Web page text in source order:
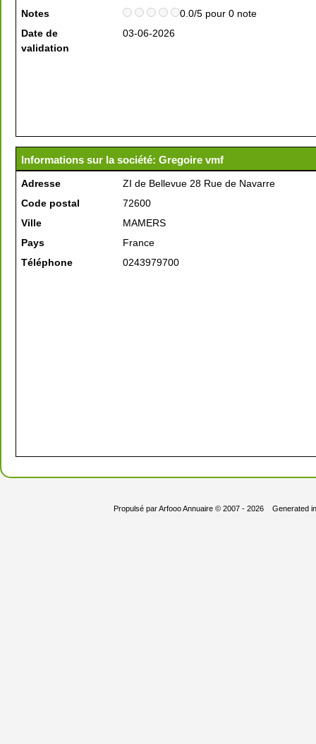
Notes
0.0/5 pour 0 note
Date de
validation
03-06-2026
Informations sur la société: Gregoire vmf
Adresse
ZI de Bellevue 28 Rue de Navarre
Code postal
72600
Ville
MAMERS
Pays
France
Téléphone
0243979700
Propulsé parArfooo Annuaire© 2007 - 2026 Generated